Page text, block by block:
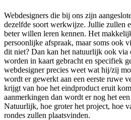
Webdesigners die bij ons zijn
dezelfde soort werkwijze. Jullie zullen
beter willen leren kennen. Het
persoonlijke afspraak, maar soms ook
dit niet? Dan kan het natuurlijk ook via
worden in kaart gebracht en specifiek
webdesigner precies weet wat hij/zij
wordt er gewerkt aan een eerste ruwe
krijgt van hoe het eindproduct eruit
aanmerkingen dan wordt er nog het een
Natuurlijk, hoe groter het project, hoe
rondes zullen plaatsvinden.